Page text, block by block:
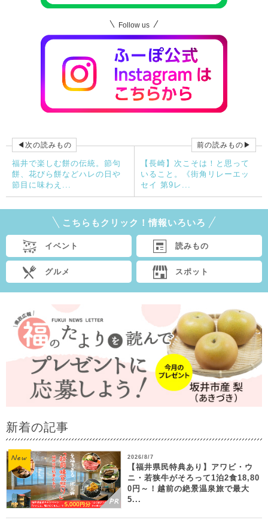
Follow us
◀次の読みもの
福井で楽しむ餅の伝統。節句
餅、花びら餅などハレの日や
節目に味わえ...
前の読みもの▶
【長崎】次こそは！と思って
いること。《街角リレーエッ
セイ 第9レ...
こちらもクリック！情報いろいろ
イベント 読みもの
グルメ スポット
新着の記事
2026/8/7
【福井県民特典あり】アワビ・ウ
ニ・若狭牛がそろって1泊2食18,80
0円～！越前の絶景温泉旅で最大
5...